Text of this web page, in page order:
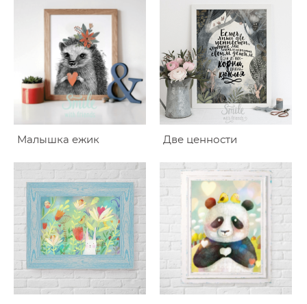
Малышка ежик Две ценности